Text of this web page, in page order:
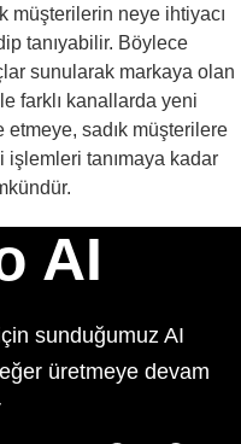
müşterilerin neye ihtiyacı
tanıyabilir. Böylece
sunularak markaya olan
farklı kanallarda yeni
etmeye, sadık müşterilere
tanımaya kadar
AI
sunduğumuz AI
üretmeye devam